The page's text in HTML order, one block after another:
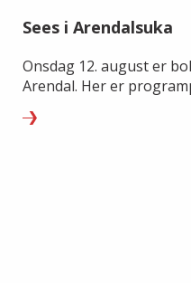
Sees i Arendalsuka
Onsdag 12. august er
Arendal. Her er